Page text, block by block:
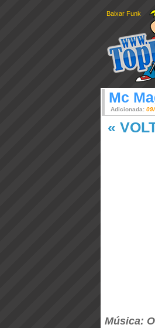
Baixar Funk
Mc
Adicionada:
«
Música: